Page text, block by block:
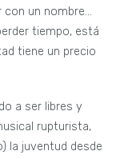
con un nombre…
tiempo, está
tiene un precio
a ser libres y
rupturista,
la juventud desde